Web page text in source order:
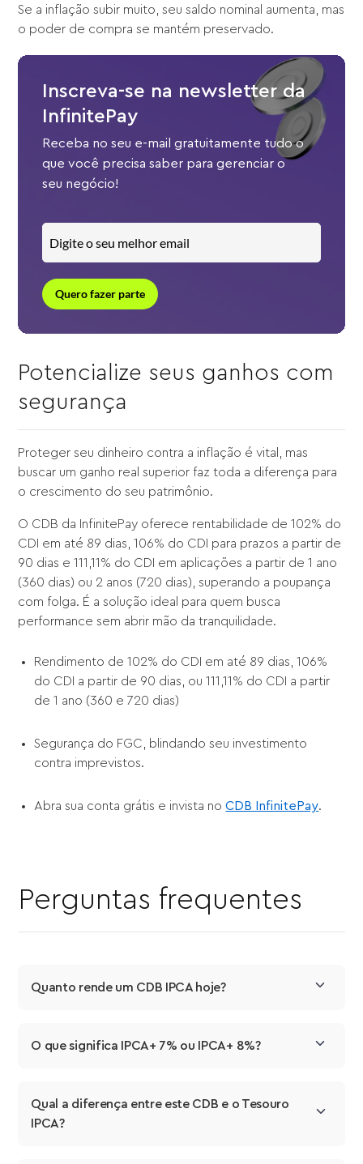
Se a inflação subir muito, seu saldo nominal aumenta, mas
o poder de compra se mantém preservado.
Inscreva-se na newsletter da
InfinitePay
Receba no seu e-mail gratuitamente tudo o
que você precisa saber para gerenciar o
seu negócio!
Quero fazer parte
Potencialize seus ganhos com
segurança
Proteger seu dinheiro contra a inflação é vital, mas
buscar um ganho real superior faz toda a diferença para
o crescimento do seu patrimônio.
O CDB da InfinitePay oferece rentabilidade de 102% do
CDI em até 89 dias, 106% do CDI para prazos a partir de
90 dias e 111,11% do CDI em aplicações a partir de 1 ano
(360 dias) ou 2 anos (720 dias), superando a poupança
com folga. É a solução ideal para quem busca
performance sem abrir mão da tranquilidade.
Rendimento de 102% do CDI em até 89 dias, 106%
do CDI a partir de 90 dias, ou 111,11% do CDI a partir
de 1 ano (360 e 720 dias)
Segurança do FGC, blindando seu investimento
contra imprevistos.
Abra sua conta grátis e invista noCDB InfinitePay.
Perguntas frequentes
Quanto rende um CDB IPCA hoje?
O que significa IPCA+ 7% ou IPCA+ 8%?
Qual a diferença entre este CDB e o Tesouro
IPCA?